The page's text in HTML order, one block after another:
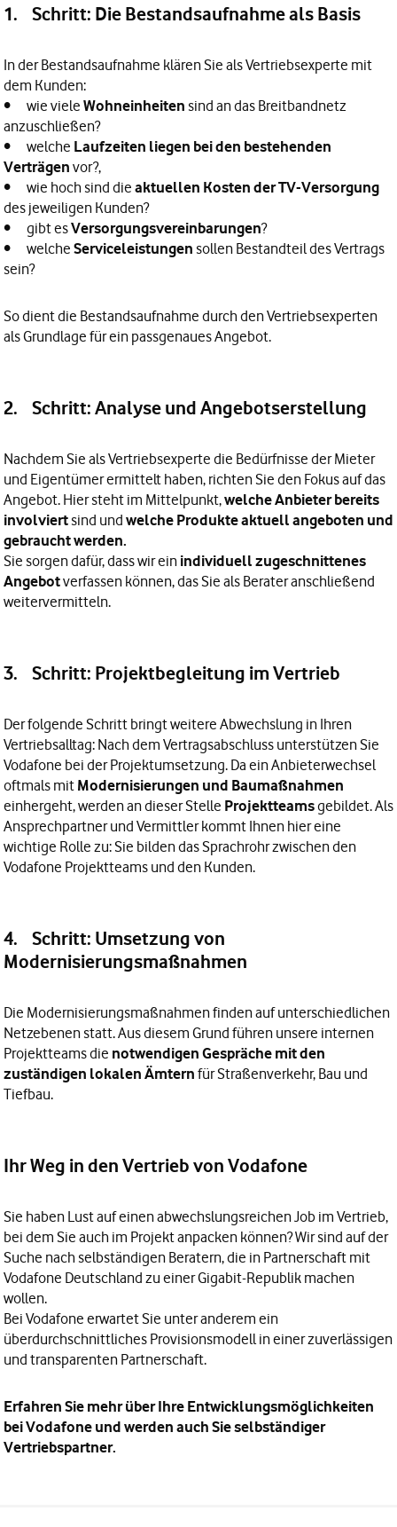
1. Schritt: Die Bestandsaufnahme als Basis
In der Bestandsaufnahme klären Sie als Vertriebsexperte mit
dem Kunden:
• wie viele Wohneinheiten sind an das Breitbandnetz
anzuschließen?
• welche Laufzeiten liegen bei den bestehenden
Verträgen vor?,
• wie hoch sind die aktuellen Kosten der TV-Versorgung
des jeweiligen Kunden?
• gibt esVersorgungsvereinbarungen?
• welche Serviceleistungen sollen Bestandteil des Vertrags
sein?
So dient die Bestandsaufnahme durch den Vertriebsexperten
als Grundlage für ein passgenaues Angebot.
2. Schritt: Analyse und Angebotserstellung
Nachdem Sie als Vertriebsexperte die Bedürfnisse der Mieter
und Eigentümer ermittelt haben, richten Sie den Fokus auf das
Angebot. Hier steht im Mittelpunkt,welche Anbieter bereits
involviert sind und welche Produkte aktuell angeboten und
gebraucht werden.
Sie sorgen dafür, dass wir ein individuell zugeschnittenes
Angebotverfassen können, das Sie als Berater anschließend
weitervermitteln.
3. Schritt: Projektbegleitung im Vertrieb
Der folgende Schritt bringt weitere Abwechslung in Ihren
Vertriebsalltag: Nach dem Vertragsabschluss unterstützen Sie
Vodafone bei der Projektumsetzung. Da ein Anbieterwechsel
oftmals mit Modernisierungen und Baumaßnahmen
einhergeht, werden an dieser Stelle Projektteamsgebildet. Als
Ansprechpartner und Vermittler kommt Ihnen hier eine
wichtige Rolle zu: Sie bilden das Sprachrohr zwischen den
Vodafone Projektteams und den Kunden.
4. Schritt: Umsetzung von
Modernisierungsmaßnahmen
Die Modernisierungsmaßnahmen finden auf unterschiedlichen
Netzebenen statt. Aus diesem Grund führen unsere internen
Projektteams die notwendigen Gespräche mit den
zuständigen lokalen Ämtern für Straßenverkehr, Bau und
Tiefbau.
Ihr Weg in den Vertrieb von Vodafone
Sie haben Lust auf einen abwechslungsreichenJob im Vertrieb,
bei dem Sie auch im Projekt anpacken können? Wir sind auf der
Suche nach selbständigen Beratern, die in Partnerschaft mit
Vodafone Deutschland zu einerGigabit-Republik machen
wollen.
Bei Vodafone erwartet Sie unter anderem ein
überdurchschnittliches Provisionsmodell in einer zuverlässigen
und transparenten Partnerschaft.
Erfahren Sie mehr über Ihre Entwicklungsmöglichkeiten
bei Vodafone und werden auch Sie selbständiger
Vertriebspartner.